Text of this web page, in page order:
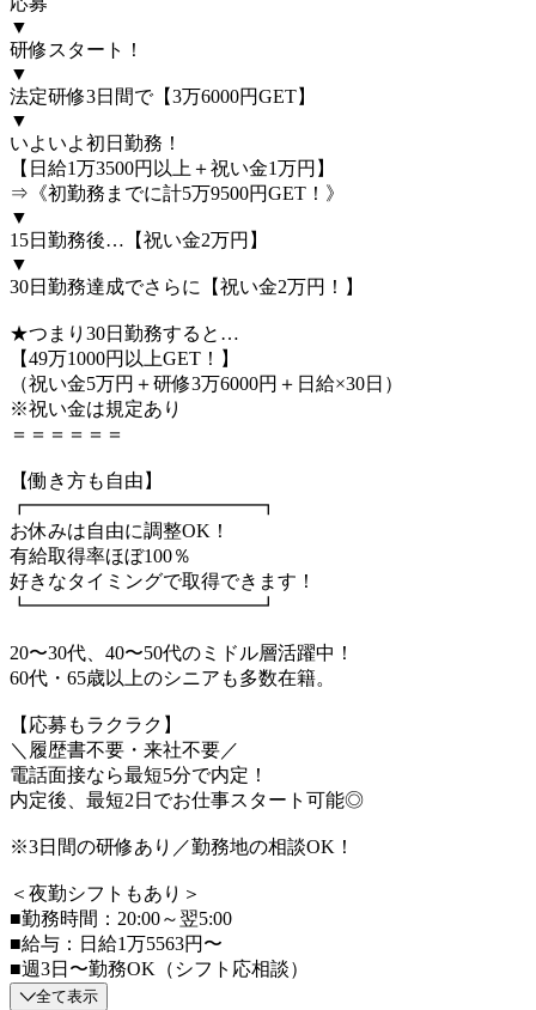
▼
研修スタート！
▼
法定研修3日間で【3万6000円GET】
▼
いよいよ初日勤務！
【日給1万3500円以上＋祝い金1万円】
⇒《初勤務までに計5万9500円GET！》
▼
15日勤務後…【祝い金2万円】
▼
30日勤務達成でさらに【祝い金2万円！】
★つまり30日勤務すると…
【49万1000円以上GET！】
（祝い金5万円＋研修3万6000円＋日給×30日）
※祝い金は規定あり
＝＝＝＝＝＝
【働き方も自由】
┏━━━━━━━━━━━━┓
お休みは自由に調整OK！
有給取得率ほぼ100％
好きなタイミングで取得できます！
┗━━━━━━━━━━━━┛
20〜30代、40〜50代のミドル層活躍中！
60代・65歳以上のシニアも多数在籍。
【応募もラクラク】
＼履歴書不要・来社不要／
電話面接なら最短5分で内定！
内定後、最短2日でお仕事スタート可能◎
※3日間の研修あり／勤務地の相談OK！
＜夜勤シフトもあり＞
■勤務時間：20:00～翌5:00
■給与：日給1万5563円〜
■週3日〜勤務OK（シフト応相談）
全て表示